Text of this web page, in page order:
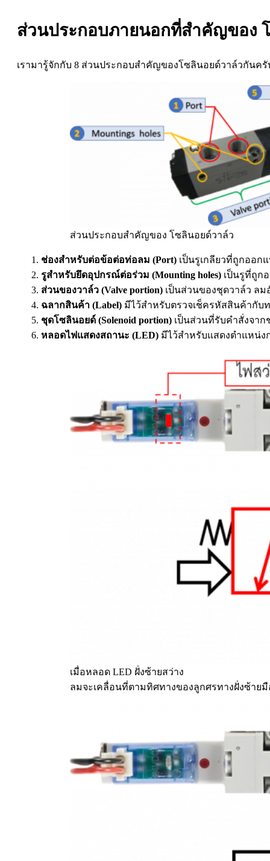
ส่วนประกอบภายนอกที่สำคัญของ
เรามารู้จักกับ 8 ส่วนประกอบสำคัญของโซลินอยด์วาล์วกันครั
ส่วนประกอบสำคัญของ โซลินอยด์วาล์ว
ช่องสำหรับต่อข้อต่อท่อลม (Port) เป็นรูเกลียวที่ถูกออก
รูสำหรับยึดอุปกรณ์ต่อร่วม (Mounting holes) เป็นรูที่ถูก
ส่วนของวาล์ว (Valve portion) เป็นส่วนของชุดวาล์ว ล
ฉลากสินค้า (Label) มีไว้สำหรับตรวจเช็ครหัสสินค้ากับ
ชุดโซลินอยด์ (Solenoid portion) เป็นส่วนที่รับคำสั่งจา
หลอดไฟแสดงสถานะ (LED) มีไว้สำหรับแสดงตำแหน่ง
เมื่อหลอด LED ฝั่งซ้ายสว่าง
ลมจะเคลื่อนที่ตามทิศทางของลูกศรทางฝั่งซ้ายมื